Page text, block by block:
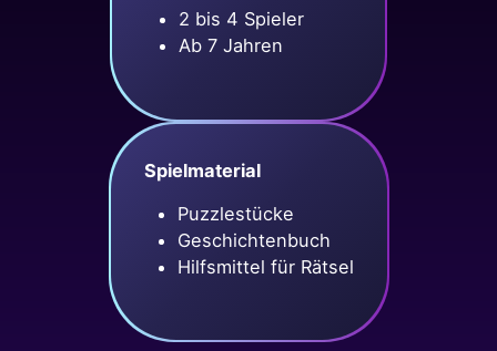
2 bis 4 Spieler
Ab 7 Jahren
Spielmaterial
Puzzlestücke
Geschichtenbuch
Hilfsmittel für Rätsel